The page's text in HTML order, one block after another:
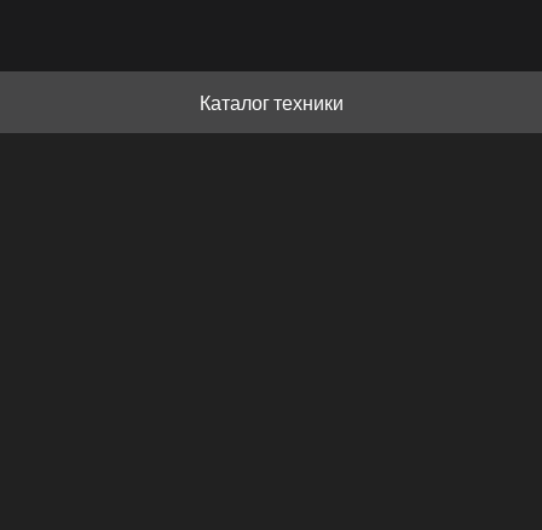
Каталог техники